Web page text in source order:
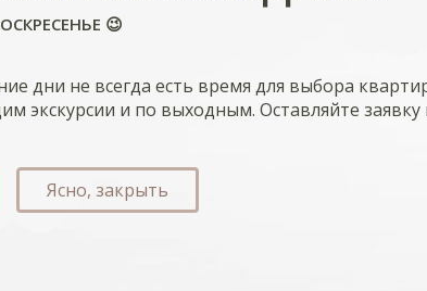
😉
дни не всегда есть время для выбора
экскурсии и по выходным. Оставляйте
Ясно, закрыть